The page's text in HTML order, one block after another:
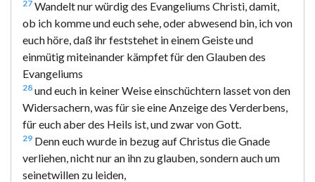
27 Wandelt nur würdig des Evangeliums Christi, damit,
ob ich komme und euch sehe, oder abwesend bin, ich von
euch höre, daß ihr feststehet in einem Geiste und
einmütig miteinander kämpfet für den Glauben des
Evangeliums
28 und euch in keiner Weise einschüchtern lasset von den
Widersachern, was für sie eine Anzeige des Verderbens,
für euch aber des Heils ist, und zwar von Gott.
29 Denn euch wurde in bezug auf Christus die Gnade
verliehen, nicht nur an ihn zu glauben, sondern auch um
seinetwillen zu leiden,